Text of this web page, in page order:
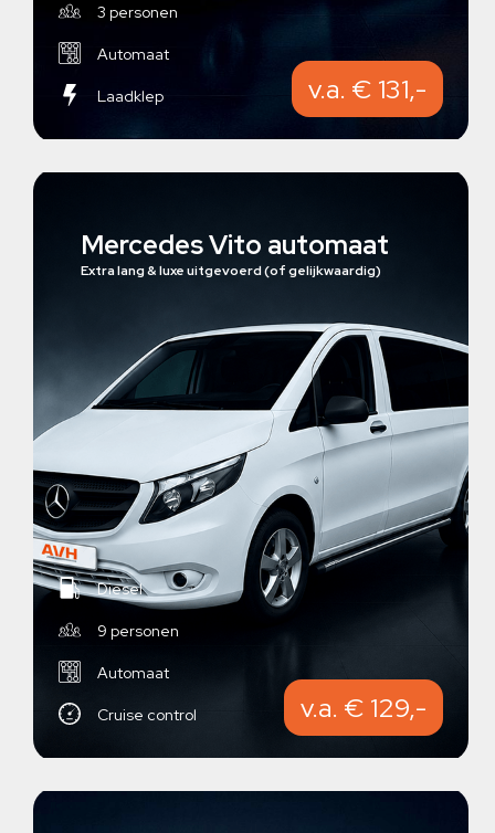
3 personen
Automaat
Laadklep v.a. € 131,-
Mercedes Vito automaat
Extra lang & luxe uitgevoerd (of gelijkwaardig)
Diesel
9 personen
Automaat
Cruise control v.a. € 129,-